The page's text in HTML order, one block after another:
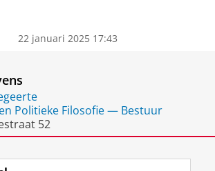
22 januari 2025 17:43
Politieke Filosofie — Bestuur
52